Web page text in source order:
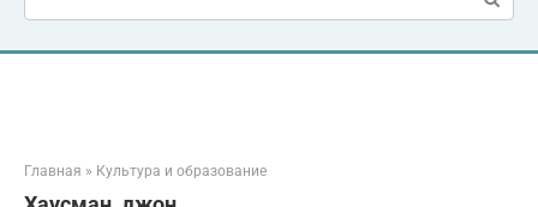
Главная » Культура и образование